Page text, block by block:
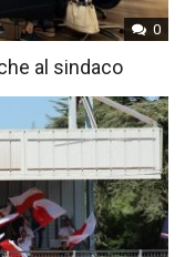
0
al sindaco